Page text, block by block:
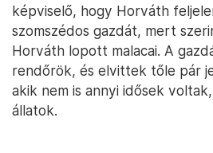
képviselő, hogy Horváth
szomszédos gazdát, mert
Horváth lopott malacai. A
rendőrök, és elvittek tőle pár
akik nem is annyi idősek
állatok.